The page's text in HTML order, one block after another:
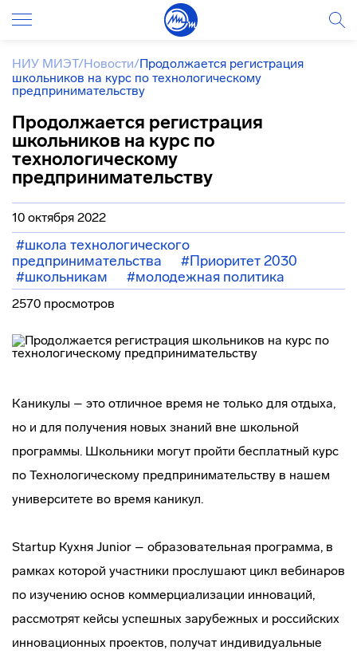
НИУ МИЭТ/Новости/Продолжается регистрация
школьников на курс по технологическому
предпринимательству
Продолжается регистрация
школьников на курс по
технологическому
предпринимательству
10 октября 2022
#школа технологического
предпринимательства
#Приоритет 2030
#школьникам
#молодежная политика
2570 просмотров
Каникулы – это отличное время не только для отдыха,
но и для получения новых знаний вне школьной
программы. Школьники могут пройти бесплатный курс
по Технологическому предпринимательству в нашем
университете во время каникул.
Startup Кухня Junior – образовательная программа, в
рамках которой участники прослушают цикл вебинаров
по изучению основ коммерциализации инноваций,
рассмотрят кейсы успешных зарубежных и российских
инновационных проектов, получат индивидуальные